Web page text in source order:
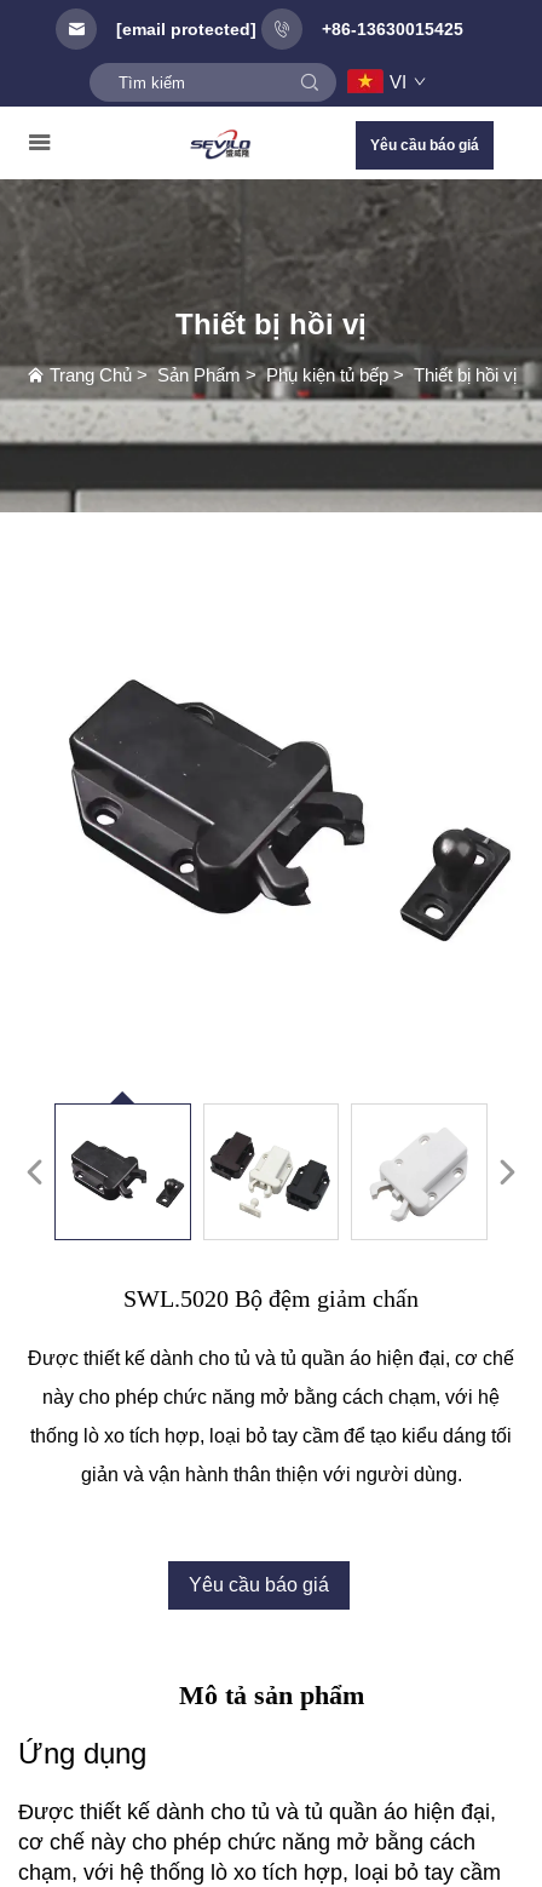
[email protected] +86-13630015425
VI
Yêu cầu báo giá
Thiết bị hồi vị
Trang Chủ> Sản Phẩm >Phụ kiện tủ bếp> Thiết bị hồi vị
SWL.5020 Bộ đệm giảm chấn
Được thiết kế dành cho tủ và tủ quần áo hiện đại, cơ chế
này cho phép chức năng mở bằng cách chạm, với hệ
thống lò xo tích hợp, loại bỏ tay cầm để tạo kiểu dáng tối
giản và vận hành thân thiện với người dùng.
Yêu cầu báo giá
Mô tả sản phẩm
Ứng dụng
Được thiết kế dành cho tủ và tủ quần áo hiện đại,
cơ chế này cho phép chức năng mở bằng cách
chạm, với hệ thống lò xo tích hợp, loại bỏ tay cầm